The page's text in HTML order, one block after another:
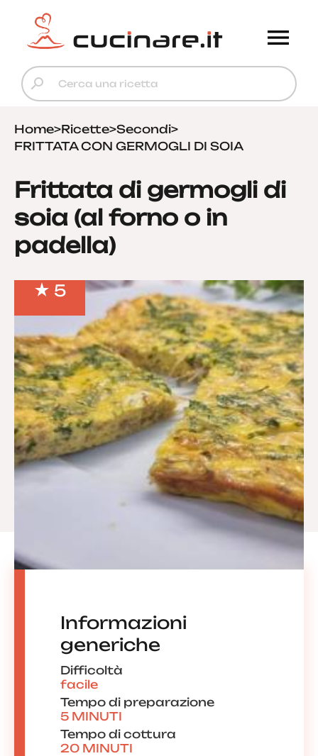
Home>Ricette>Secondi>
FRITTATA CON GERMOGLI DI SOIA
Frittata di germogli di
soia (al forno o in
padella)
5
Informazioni
generiche
Difficoltà
facile
Tempo di preparazione
5 MINUTI
Tempo di cottura
20 MINUTI